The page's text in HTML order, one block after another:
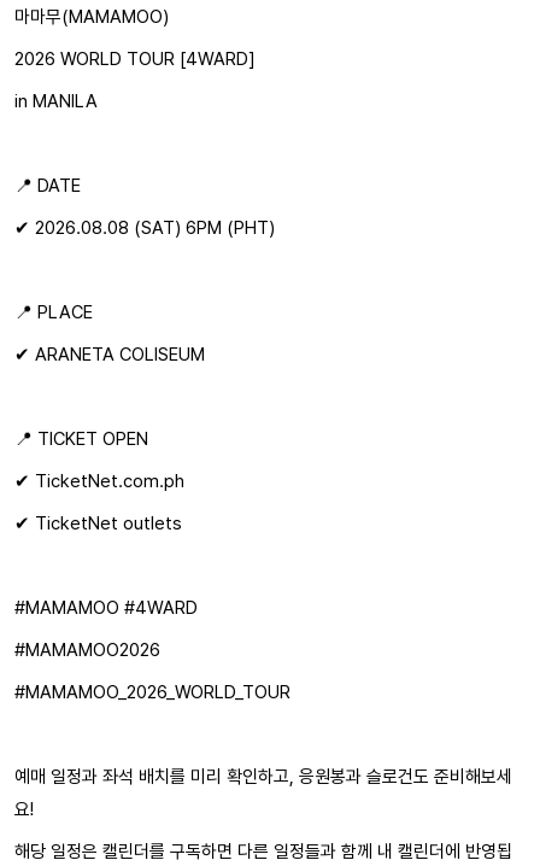
마마무(MAMAMOO)
2026 WORLD TOUR [4WARD]
in MANILA
📍 DATE
✔ 2026.08.08 (SAT) 6PM (PHT)
📍 PLACE
✔ ARANETA COLISEUM
📍 TICKET OPEN
✔ TicketNet.com.ph
✔ TicketNet outlets
#MAMAMOO #4WARD
#MAMAMOO2026
#MAMAMOO_2026_WORLD_TOUR
예매 일정과 좌석 배치를 미리 확인하고, 응원봉과 슬로건도 준비해보세
요!
해당 일정은 캘린더를 구독하면 다른 일정들과 함께 내 캘린더에 반영됩